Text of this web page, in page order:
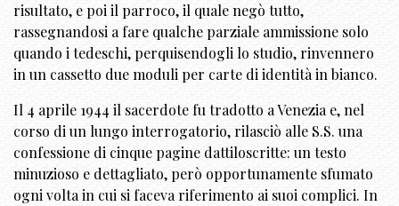
risultato, e poi il parroco, il quale negò tutto,
rassegnandosi a fare qualche parziale ammissione solo
quando i tedeschi, perquisendogli lo studio, rinvennero
in un cassetto due moduli per carte di identità in bianco.
Il 4 aprile 1944 il sacerdote fu tradotto a Venezia e, nel
corso di un lungo interrogatorio, rilasciò alle S.S. una
confessione di cinque pagine dattiloscritte: un testo
minuzioso e dettagliato, però opportunamente sfumato
ogni volta in cui si faceva riferimento ai suoi complici. In